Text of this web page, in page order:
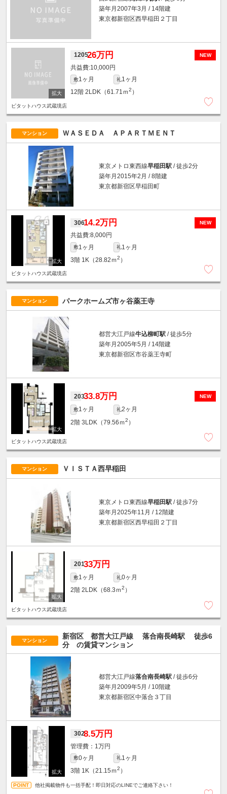
築年月2007年3月 / 14階建
東京都新宿区西早稲田２丁目
NEW
120526万円
10,000円
敷1ヶ月 礼1ヶ月
12階 2LDK（61.71ｍ2 ）
ピタットハウス武蔵境店
マンション ＷＡＳＥＤＡ ＡＰＡＲＴＭＥＮＴ
東京メトロ東西線早稲田駅 / 徒歩2分
築年月2015年2月 / 8階建
東京都新宿区早稲田町
NEW
30614.2万円
8,000円
敷1ヶ月 礼1ヶ月
3階 1K（28.82ｍ2 ）
ピタットハウス武蔵境店
マンション パークホームズ市ヶ谷薬王寺
都営大江戸線牛込柳町駅 / 徒歩5分
築年月2005年5月 / 14階建
東京都新宿区市谷薬王寺町
NEW
20333.8万円
敷1ヶ月 礼2ヶ月
2階 3LDK（79.56ｍ2 ）
ピタットハウス武蔵境店
マンション ＶＩＳＴＡ西早稲田
東京メトロ東西線早稲田駅 / 徒歩7分
築年月2025年11月 / 12階建
東京都新宿区西早稲田２丁目
20133万円
敷1ヶ月 礼0ヶ月
2階 2LDK（68.3ｍ2 ）
ピタットハウス武蔵境店
マンション
新宿区 都営大江戸線 落合南長崎駅
徒歩6
分 の賃貸マンション
都営大江戸線落合南長崎駅 / 徒歩6分
築年月2009年5月 / 10階建
東京都新宿区中落合３丁目
3028.5万円
1万円
敷0ヶ月 礼1ヶ月
3階 1K（21.15ｍ2 ）
他社掲載物件も一括手配！即日対応のLINEでご連絡下さい！